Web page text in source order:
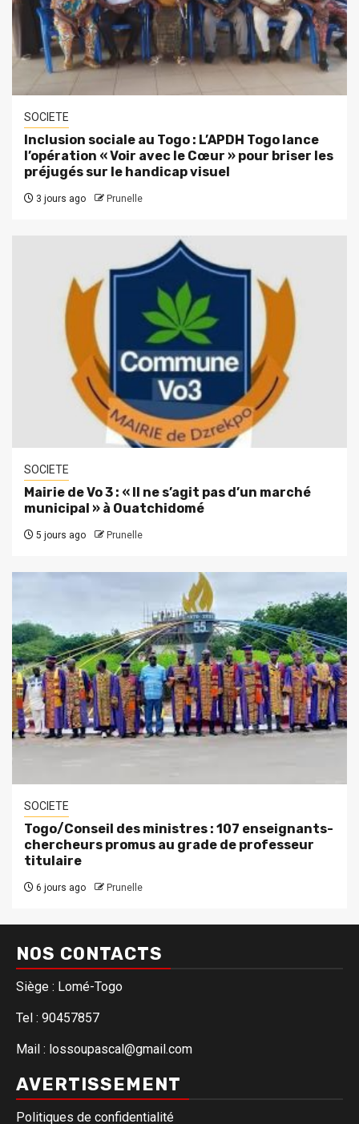
SOCIETE
Inclusion sociale au Togo : L’APDH Togo lance
l’opération « Voir avec le Cœur » pour briser les
préjugés sur le handicap visuel
3 jours ago Prunelle
SOCIETE
Mairie de Vo 3 : « Il ne s’agit pas d’un marché
municipal » à Ouatchidomé
5 jours ago Prunelle
SOCIETE
Togo/Conseil des ministres : 107 enseignants-
chercheurs promus au grade de professeur
titulaire
6 jours ago Prunelle
NOS CONTACTS
Siège : Lomé-Togo
Tel : 90457857
Mail : lossoupascal@gmail.com
AVERTISSEMENT
Politiques de confidentialité